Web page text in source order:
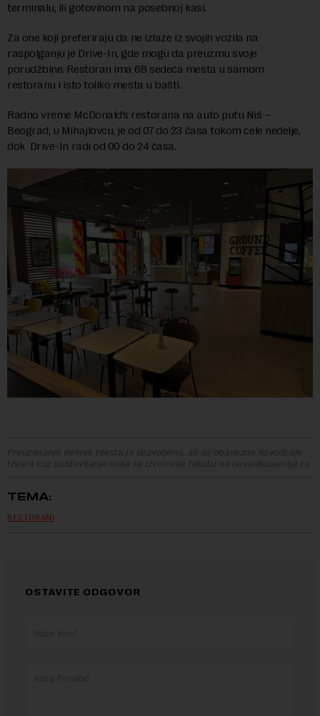
terminalu, ili gotovinom na posebnoj kasi.
Za one koji preferiraju da ne izlaze iz svojih vozila na
raspolganju je Drive-In, gde mogu da preuzmu svoje
porudžbine. Restoran ima 68 sedeća mesta u samom
restoranu i isto toliko mesta u bašti.
Radno vreme McDonald’s restorana na auto putu Niš –
Beograd, u Mihajlovcu, je od 07 do 23 časa tokom cele nedelje,
dok Drive-In radi od 00 do 24 časa.
Preuzimanje delova teksta je dozvoljeno, ali uz obavezno navođenje
izvora i uz postavljanje linka ka izvornom tekstu na novaekonomija.rs
TEMA:
RESTORANI
OSTAVITE ODGOVOR